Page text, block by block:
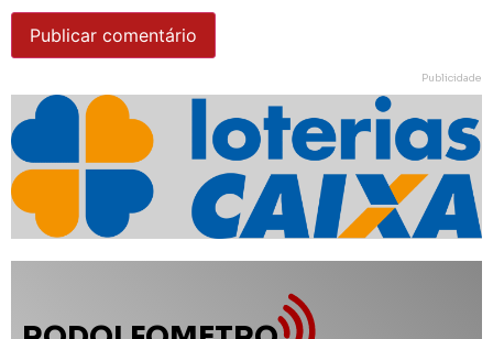
Publicidade